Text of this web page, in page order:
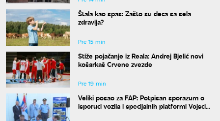
Štala kao spas: Zašto su deca sa sela
zdravija?
Pre 15 min
Stiže pojačanje iz Reala: Andrej Bjelić novi
košarkaš Crvene zvezde
Pre 19 min
Veliki posao za FAP: Potpisan sporazum o
isporuci vozila i specijalnih platformi Vojsci